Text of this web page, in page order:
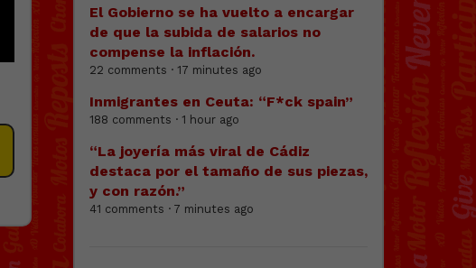
El Gobierno se ha vuelto a encargar
de que la subida de salarios no
compense la inflación.
22 comments · 17 minutes ago
Inmigrantes en Ceuta: “F*ck spain”
188 comments · 1 hour ago
“La joyería más viral de Cádiz
destaca por el tamaño de sus piezas,
y con razón.”
41 comments · 7 minutes ago